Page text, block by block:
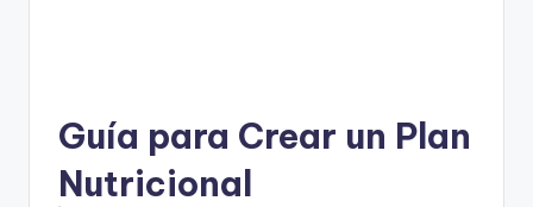
Guía para Crear un Plan
Nutricional